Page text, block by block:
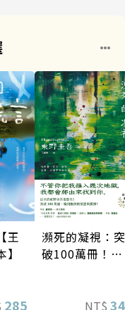
王
285
瀕死的凝視：突
破100萬冊！這
的情慾與驚悚！
NT$